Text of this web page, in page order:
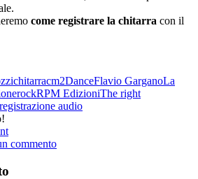
come registrare la chitarra con il
chitarracm2DanceFlavio GarganoLa
rockRPM EdizioniThe right
audio
commento